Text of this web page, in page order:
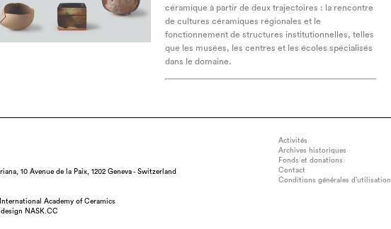
céramique à partir de deux trajectoires : la rencontre
de cultures céramiques régionales et le
fonctionnement de structures institutionnelles, telles
que les musées, les centres et les écoles spécialisés
dans le domaine.
10 Avenue de la Paix, 1202 Geneva - Switzerland
Academy of Ceramics
NASK.CC
Activités
Archives historiques
Fonds et donations
Contact
Conditions générales d’utilisation